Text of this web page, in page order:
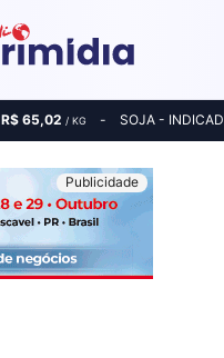
R$ 65,02 / KG SOJA -